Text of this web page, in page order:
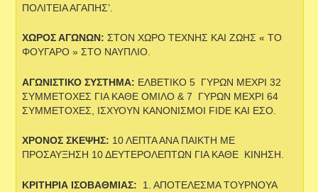
ΠΟΛΙΤΕΙΑ ΑΓΑΠΗΣ’.
ΧΩΡΟΣ ΑΓΩΝΩΝ: ΣΤΟΝ ΧΩΡΟ ΤΕΧΝΗΣ ΚΑΙ ΖΩΗΣ « ΤΟ
ΦΟΥΓΑΡΟ » ΣΤΟ ΝΑΥΠΛΙΟ.
ΑΓΩΝΙΣΤΙΚΟ ΣΥΣΤΗΜΑ: ΕΛΒΕΤΙΚΟ 5 ΓΥΡΩΝ ΜΕΧΡΙ 32
ΣΥΜΜΕΤΟΧΕΣ ΓΙΑ ΚΑΘΕ ΟΜΙΛΟ & 7 ΓΥΡΩΝ ΜΕΧΡΙ 64
ΣΥΜΜΕΤΟΧΕΣ, ΙΣΧΥΟΥΝ ΚΑΝΟΝΙΣΜΟΙ FIDE ΚΑΙ ΕΣΟ.
ΧΡΟΝΟΣ ΣΚΕΨΗΣ: 10 ΛΕΠΤΑ ΑΝΑ ΠΑΙΚΤΗ ΜΕ
ΠΡΟΣΑΥΞΗΣΗ 10 ΔΕΥΤΕΡΟΛΕΠΤΩΝ ΓΙΑ ΚΑΘΕ ΚΙΝΗΣΗ.
ΚΡΙΤΗΡΙΑ ΙΣΟΒΑΘΜΙΑΣ: 1. ΑΠΟΤΕΛΕΣΜΑ ΤΟΥΡΝΟΥΑ